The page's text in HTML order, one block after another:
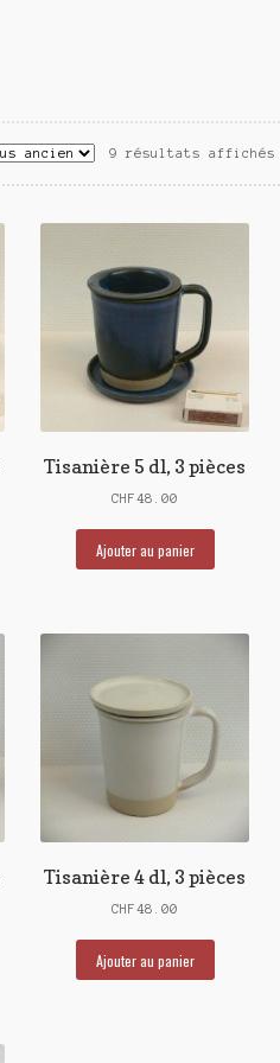
9 résultats affichés
Tisanière 5 dl, 3 pièces
CHF48.00
Ajouter au panier
Tisanière 4 dl, 3 pièces
CHF48.00
Ajouter au panier